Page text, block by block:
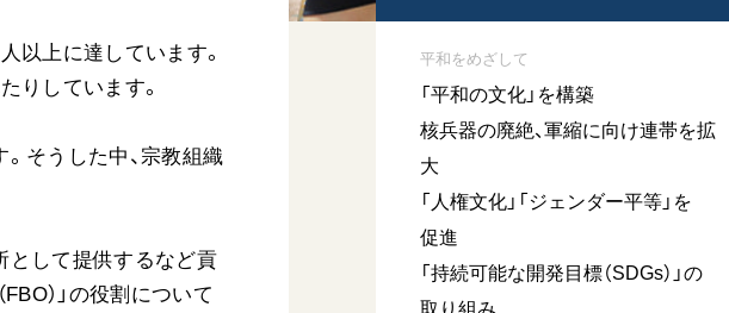
ファーレ」 関西吹奏楽団
2026.07.17
文化 音楽
動画
以上に達しています。
りしています。
そうした中、宗教組織
として提供するなど貢
）」の役割について
平和をめざして
「平和の文化」を構築
核兵器の廃絶、軍縮に向け連帯を拡
大
「人権文化」「ジェンダー平等」を
促進
「持続可能な開発目標（SDGs）」の
取り組み